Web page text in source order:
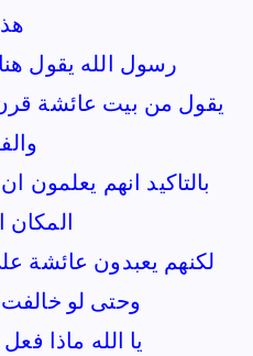
رسول الله يقول
يقول من بيت عائشة
بالتاكيد انهم يعلمون
المكان
لكنهم يعبدون عائشة
وحتى لو
يا الله ماذا